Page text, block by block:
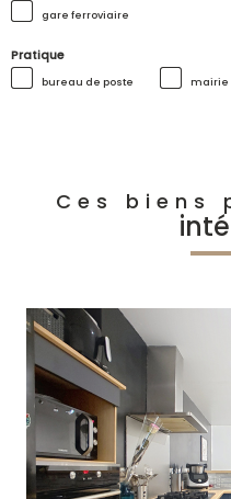
gare ferroviaire
Pratique
bureau de poste mairie
Ces biens